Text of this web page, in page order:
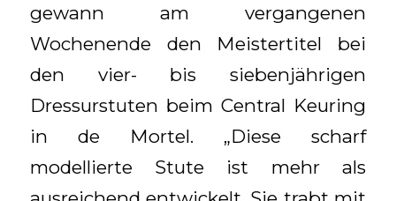
gewann am vergangenen
Wochenende den Meistertitel bei
den vier- bis siebenjährigen
Dressurstuten beim Central Keuring
in de Mortel. „Diese scharf
modellierte Stute ist mehr als